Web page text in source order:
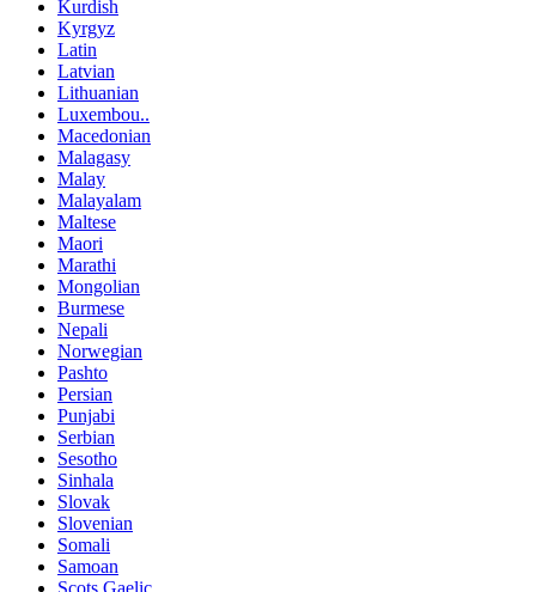
Kurdish
Kyrgyz
Latin
Latvian
Lithuanian
Luxembou..
Macedonian
Malagasy
Malay
Malayalam
Maltese
Maori
Marathi
Mongolian
Burmese
Nepali
Norwegian
Pashto
Persian
Punjabi
Serbian
Sesotho
Sinhala
Slovak
Slovenian
Somali
Samoan
Scots Gaelic